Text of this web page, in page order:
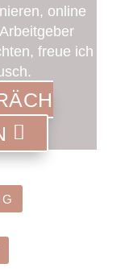
online
freue ich